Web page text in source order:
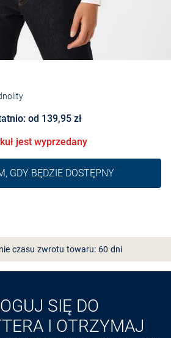
od 139,95 zł
jest wyprzedany
GDY BĘDZIE DOSTĘPNY
czasu zwrotu towaru: 60 dni
aplikację VANGRAAF
SIĘ DO
I OTRZYMAJ